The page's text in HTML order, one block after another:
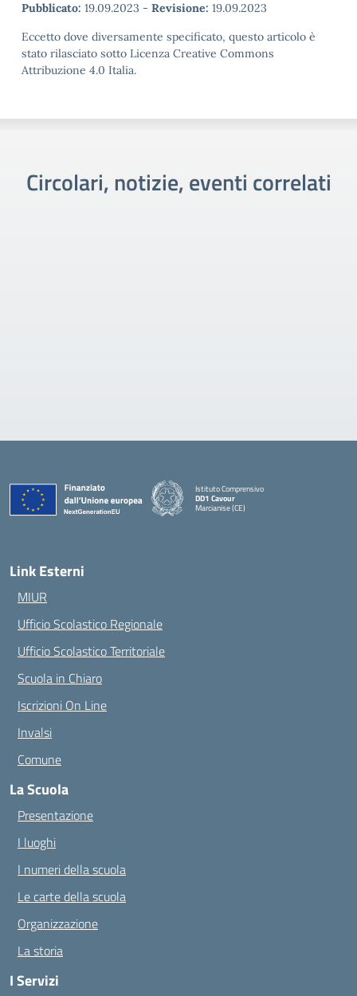
Pubblicato: 19.09.2023 - Revisione: 19.09.2023
Eccetto dove diversamente specificato, questo articolo è
stato rilasciato sotto Licenza Creative Commons
Attribuzione 4.0 Italia.
Circolari, notizie, eventi correlati
Istituto Comprensivo
DD1 Cavour
Marcianise (CE)
Link Esterni
MIUR
Ufficio Scolastico Regionale
Ufficio Scolastico Territoriale
Scuola in Chiaro
Iscrizioni On Line
Invalsi
Comune
La Scuola
Presentazione
I luoghi
I numeri della scuola
Le carte della scuola
Organizzazione
La storia
I Servizi